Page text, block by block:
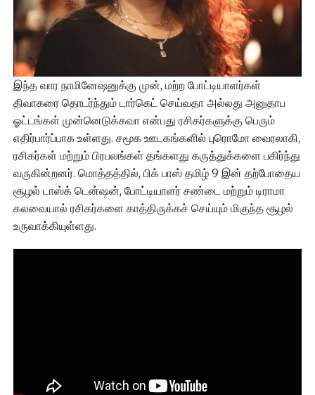
இந்த வார நாமினேஷனுக்கு முன், மற்ற போட்டியாளர்கள்
திவாகரை தொடர்ந்தும் டார்கெட் செய்வதா அல்லது அனுதாப
ஓட்டங்கள் முன்னெடுக்கவா என்பது ரசிகர்களுக்கு பெரும்
எதிர்பார்ப்பாக உள்ளது. சமூக ஊடகங்களில் புரொமோ வைரலாகி,
ரசிகர்கள் மற்றும் பிரபலங்கள் தங்களது கருத்துக்களை பகிர்ந்து
வருகின்றனர். மொத்தத்தில், பிக் பாஸ் தமிழ் 9 இன் தற்போதைய
சூழல் டாஸ்க் டென்ஷன், போட்டியாளர் சண்டை மற்றும் டிராமா
கலவையால் ரசிகர்களை காத்திருக்கச் செய்யும் மிகுந்த சூழல்
உருவாக்கியுள்ளது.